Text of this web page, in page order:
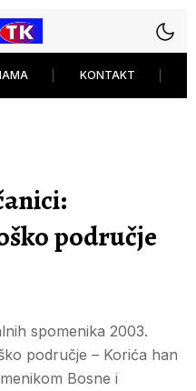
KONTAKT
područje
spomenika 2003.
područje – Korića han
Bosne i